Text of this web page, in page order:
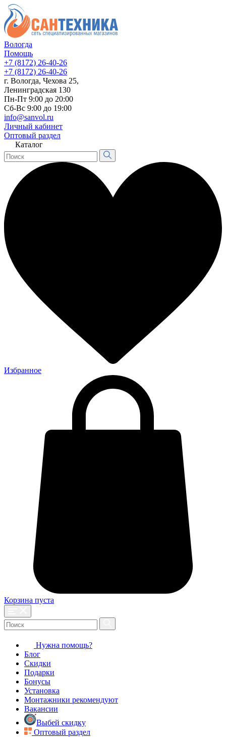
Вологда
Помощь
+7 (8172) 26-40-26
+7 (8172) 26-40-26
г. Вологда, Чехова 25,
Ленинградская 130
Пн-Пт 9:00 до 20:00
Сб-Вс 9:00 до 19:00
info@sanvol.ru
Личный кабинет
Оптовый раздел
Каталог
Избранное
Корзина пуста
Нужна помощь?
Блог
Скидки
Подарки
Бонусы
Установка
Монтажники рекомендуют
Вакансии
Выбей скидку
Оптовый раздел